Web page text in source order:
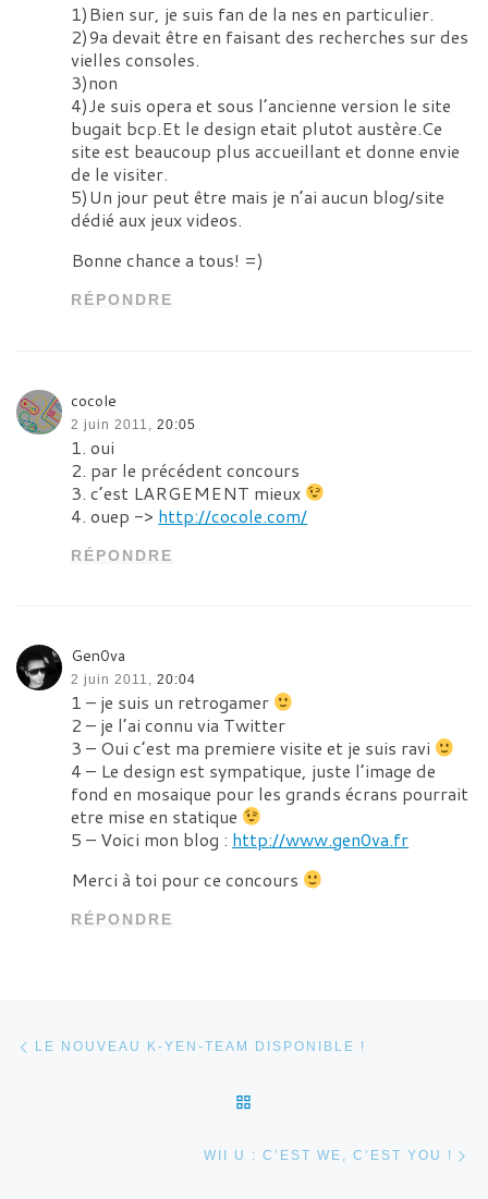
1)Bien sur, je suis fan de la nes en particulier.
2)9a devait être en faisant des recherches sur des
vielles consoles.
3)non
4)Je suis opera et sous l’ancienne version le site
bugait bcp.Et le design etait plutot austère.Ce
site est beaucoup plus accueillant et donne envie
de le visiter.
5)Un jour peut être mais je n’ai aucun blog/site
dédié aux jeux videos.
Bonne chance a tous! =)
RÉPONDRE
cocole
2 juin 2011, 20:05
1. oui
2. par le précédent concours
3. c’est LARGEMENT mieux
4. ouep -> http://cocole.com/
RÉPONDRE
Gen0va
2 juin 2011, 20:04
1 – je suis un retrogamer
2 – je l’ai connu via Twitter
3 – Oui c’est ma premiere visite et je suis ravi
4 – Le design est sympatique, juste l’image de
fond en mosaique pour les grands écrans pourrait
etre mise en statique
5 – Voici mon blog : http://www.gen0va.fr
Merci à toi pour ce concours
RÉPONDRE
Parcourir les articles
LE NOUVEAU K-YEN-TEAM DISPONIBLE !
WII U : C’EST WE, C’EST YOU !